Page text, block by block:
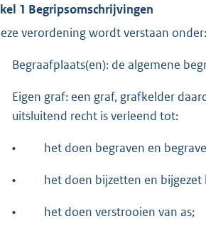
1 Begripsomschrijvingen
verordening wordt verstaan onder:
Begraafplaats(en): de algemene
Eigen graf: een graf, grafkelder
uitsluitend recht is verleend tot:
• het doen begraven en
• het doen bijzetten en
• het doen verstrooien van as;